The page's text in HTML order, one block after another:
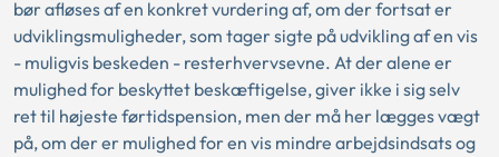
bør afløses af en konkret vurdering af, om der fortsat er
udviklingsmuligheder, som tager sigte på udvikling af en vis
- muligvis beskeden - resterhvervsevne. At der alene er
mulighed for beskyttet beskæftigelse, giver ikke i sig selv
ret til højeste førtidspension, men der må her lægges vægt
på, om der er mulighed for en vis mindre arbejdsindsats og